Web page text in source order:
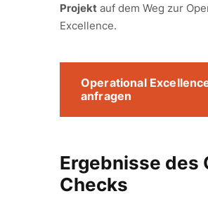
Projekt auf dem Weg zur
Excellence.
Operational
anfragen
Ergebnisse des
Checks